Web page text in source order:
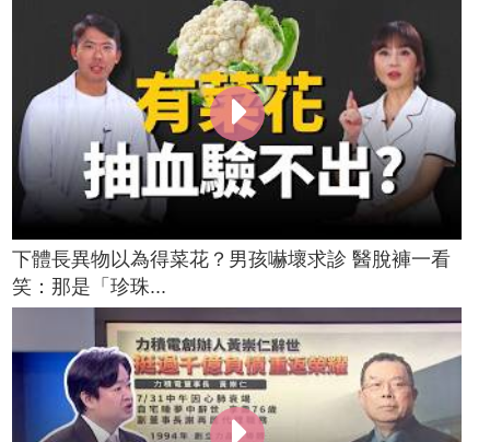
下體長異物以為得菜花？男孩嚇壞求診 醫脫褲一看
笑：那是「珍珠...